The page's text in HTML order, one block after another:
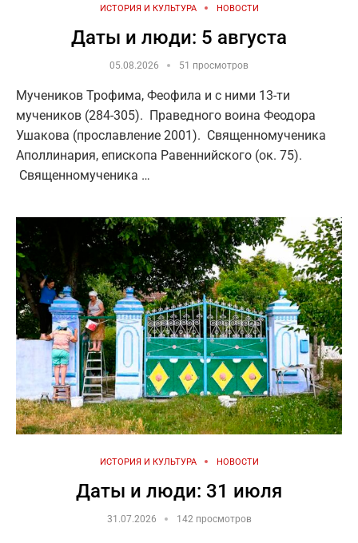
ИСТОРИЯ И КУЛЬТУРА НОВОСТИ
Даты и люди: 5 августа
05.08.2026 51 просмотров
Мучеников Трофима, Феофила и с ними 13-ти
мучеников (284-305). Праведного воина Феодора
Ушакова (прославление 2001). Священномученика
Аполлинария, епископа Равеннийского (ок. 75).
Священномученика …
ИСТОРИЯ И КУЛЬТУРА НОВОСТИ
Даты и люди: 31 июля
31.07.2026 142 просмотров